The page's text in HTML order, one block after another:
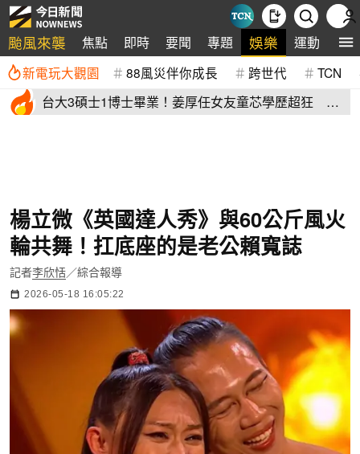
颱風來襲 焦點 即時 要聞 專題 娛樂 運動 全
新電玩大觀園 88風災伴你成長 跨世代 TCN
台大3碩士1博士畢業！姜厚任女友童芯學歷超狂 他
楊立微《英國達人秀》與60公斤風火
輪共舞！扛底座的是老公賴寬誌
記者李欣恬／綜合報導
2026-05-18 16:05:22